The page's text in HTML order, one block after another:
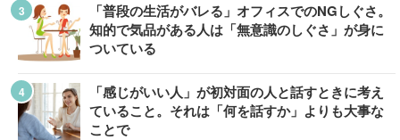
「普段の生活がバレる」オフィスでのNGしぐさ。
知的で気品がある人は「無意識のしぐさ」が身に
ついている
「感じがいい人」が初対面の人と話すときに考え
ていること。それは「何を話すか」よりも大事な
ことで